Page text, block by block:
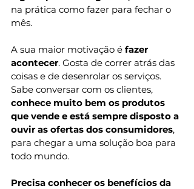
na prática como fazer para fechar o
mês.
A sua maior motivação é fazer
acontecer. Gosta de correr atrás das
coisas e de desenrolar os serviços.
Sabe conversar com os clientes,
conhece muito bem os produtos
que vende e está sempre disposto a
ouvir as ofertas dos consumidores,
para chegar a uma solução boa para
todo mundo.
Precisa conhecer os benefícios da